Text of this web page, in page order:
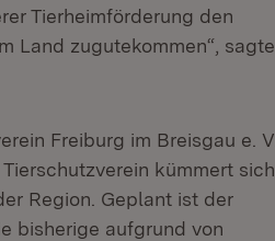
Tierheimförderung den
Land zugutekommen“, sagte
Freiburg im Breisgau e. V.
kümmert sich
Region. Geplant ist der
bisherige aufgrund von